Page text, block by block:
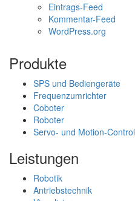
Eintrags-Feed
Kommentar-Feed
WordPress.org
Produkte
SPS und Bediengeräte
Frequenzumrichter
Coboter
Roboter
Servo- und Motion-Control
Leistungen
Robotik
Antriebstechnik